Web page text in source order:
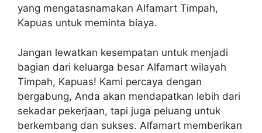
yang mengatasnamakan Alfamart Timpah,
Kapuas untuk meminta biaya.
Jangan lewatkan kesempatan untuk menjadi
bagian dari keluarga besar Alfamart wilayah
Timpah, Kapuas! Kami percaya dengan
bergabung, Anda akan mendapatkan lebih dari
sekadar pekerjaan, tapi juga peluang untuk
berkembang dan sukses. Alfamart memberikan